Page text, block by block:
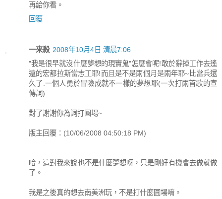
再給你看。
回覆
一來殺 2008年10月4日 清晨7:06
"我是很早就沒什麼夢想的現實鬼"怎麼會呢!敢於辭掉工作去遙
遠的宏都拉斯當志工耶!而且是不是兩個月是兩年耶~比當兵還
久了.一個人勇於冒險成就不一樣的夢想耶(一次打兩首歌的宣
傳詞)
對了謝謝你為詞打圓場~
版主回覆：(10/06/2008 04:50:18 PM)
哈，這對我來說也不是什麼夢想呀，只是剛好有機會去做就做
了。
我是之後真的想去南美洲玩，不是打什麼圓場唷。